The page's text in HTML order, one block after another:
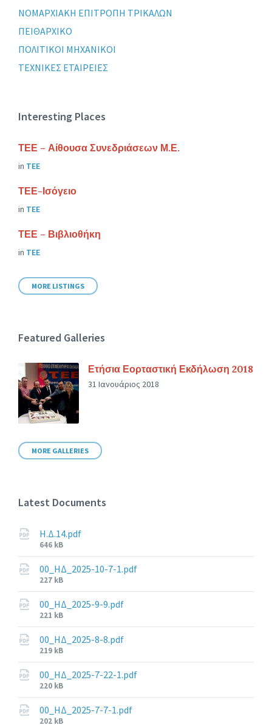
ΝΟΜΑΡΧΙΑΚΗ ΕΠΙΤΡΟΠΗ ΤΡΙΚΑΛΩΝ
ΠΕΙΘΑΡΧΙΚΟ
ΠΟΛΙΤΙΚΟΙ ΜΗΧΑΝΙΚΟΙ
ΤΕΧΝΙΚΕΣ ΕΤΑΙΡΕΙΕΣ
Interesting Places
ΤΕΕ – Αίθουσα Συνεδριάσεων Μ.Ε.
in ΤΕΕ
ΤΕΕ-Ισόγειο
in ΤΕΕ
ΤΕΕ – Βιβλιοθήκη
in ΤΕΕ
MORE LISTINGS
Featured Galleries
Ετήσια Εορταστική Εκδήλωση 2018
31 Ιανουάριος 2018
MORE GALLERIES
Latest Documents
Η.Δ.14.pdf
File
size:
646 kB
00_ΗΔ_2025-10-7-1.pdf
File
size:
227 kB
00_ΗΔ_2025-9-9.pdf
File
size:
221 kB
00_ΗΔ_2025-8-8.pdf
File
size:
219 kB
00_ΗΔ_2025-7-22-1.pdf
File
size:
220 kB
00_ΗΔ_2025-7-7-1.pdf
File
202 kB